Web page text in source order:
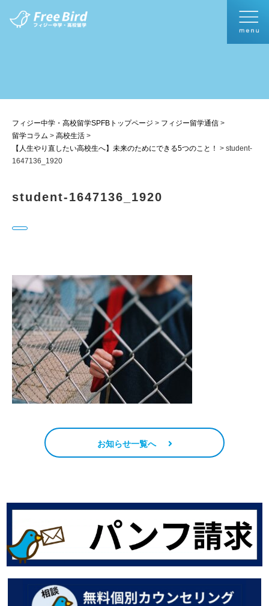
フィジー中学・高校留学SPFBトップページ > フィジー留学通信 >
留学コラム > 高校生活 >
【人生やり直したい高校生へ】未来のためにできる5つのこと！ > student-
1647136_1920
student-1647136_1920
お知らせ一覧へ